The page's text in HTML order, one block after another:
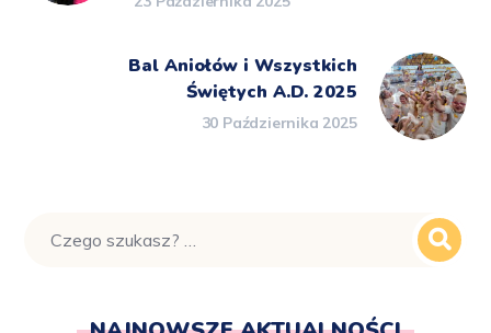
Bal Aniołów i Wszystkich
Świętych A.D. 2025
30 Października 2025